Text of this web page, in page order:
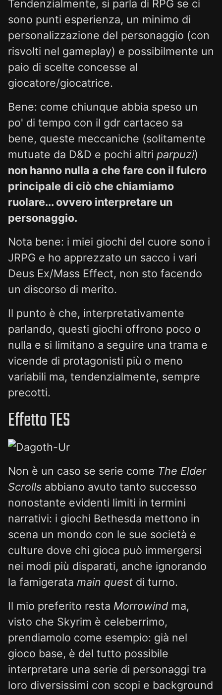
Tendenzialmente, si parla di RPG se ci
sono punti esperienza, un minimo di
personalizzazione del personaggio (con
risvolti nel gameplay) e possibilmente un
paio di scelte concesse al
giocatore/giocatrice.
Bene: come chiunque abbia speso un
po' di tempo con il gdr cartaceo sa
bene, queste meccaniche (solitamente
mutuate da D&D e pochi altri parpuzi)
non hanno nulla a che fare con il fulcro
principale di ciò che chiamiamo
ruolare... ovvero interpretare un
personaggio.
Nota bene: i miei giochi del cuore sono i
JRPG e ho apprezzato un sacco i vari
Deus Ex/Mass Effect, non sto facendo
un discorso di merito.
Il punto è che, interpretativamente
parlando, questi giochi offrono poco o
nulla e si limitano a seguire una trama e
vicende di protagonisti più o meno
variabili ma, tendenzialmente, sempre
precotti.
Effetto TES
Non è un caso se serie come The Elder
Scrolls abbiano avuto tanto successo
nonostante evidenti limiti in termini
narrativi: i giochi Bethesda mettono in
scena un mondo con le sue società e
culture dove chi gioca può immergersi
nei modi più disparati, anche ignorando
la famigerata main quest di turno.
Il mio preferito resta Morrowind ma,
visto che Skyrim è celeberrimo,
prendiamolo come esempio: già nel
gioco base, è del tutto possibile
interpretare una serie di personaggi tra
loro diversissimi con scopi e background